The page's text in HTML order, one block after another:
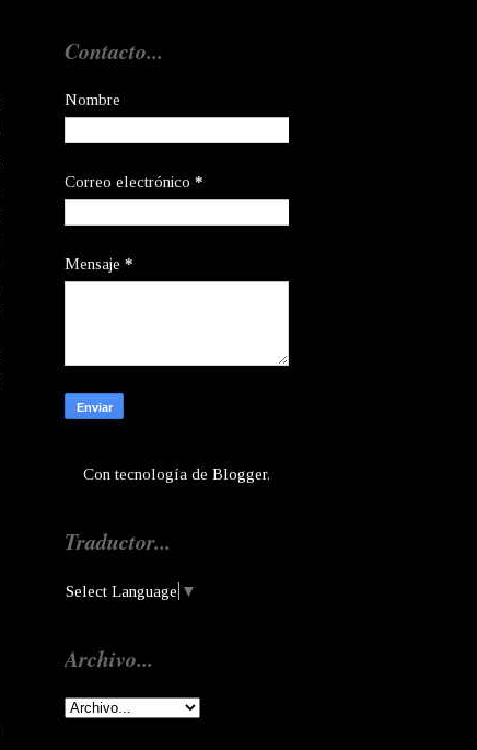
Contacto...
Nombre
Correo electrónico *
Mensaje *
Con tecnología de Blogger.
Traductor...
Select Language ▼
Archivo...